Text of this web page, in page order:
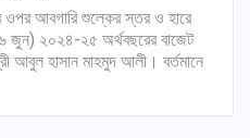
ওপর আবগারি শুল্কের স্তর ও হারে
জুন) ২০২৪-২৫ অর্থবছরের বাজেট
আবুল হাসান মাহমুদ আলী। বর্তমানে